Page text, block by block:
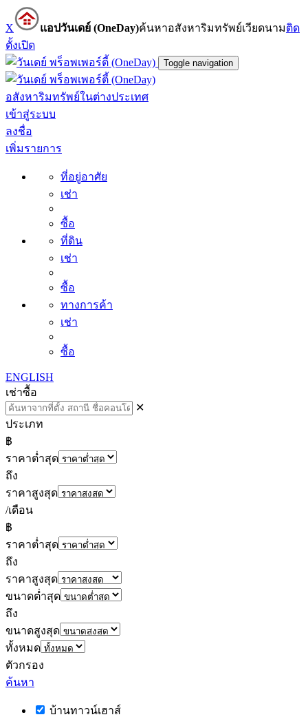
X แอปวันเดย์ (OneDay)ค้นหาอสังหาริมทรัพย์เวียดนามติด
ตั้งเปิด
Toggle navigation
อสังหาริมทรัพย์ในต่างประเทศ
เข้าสู่ระบบ
ลงชื่อ
เพิ่มรายการ
ที่อยู่อาศัย
เช่า
ซื้อ
ที่ดิน
เช่า
ซื้อ
ทางการค้า
เช่า
ซื้อ
ENGLISH
เช่าซื้อ
✕
ประเภท
฿
ราคาต่ำสุด
ถึง
ราคาสูงสุด
/เดือน
฿
ราคาต่ำสุด
ถึง
ราคาสูงสุด
ขนาดต่ำสุด
ถึง
ขนาดสูงสุด
ทั้งหมด
ตัวกรอง
ค้นหา
บ้านทาวน์เฮาส์